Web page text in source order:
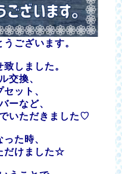
ございます。
しました。
交換、
ット、
ーなど、
いただきました♡
た時、
だけました☆